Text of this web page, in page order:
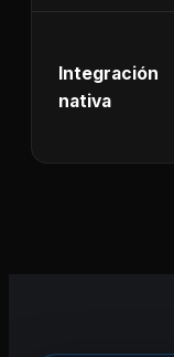
Integración
nativa